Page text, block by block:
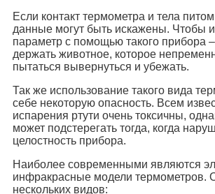
Если контакт термометра и тела
данные могут быть искажены. Чтобы
параметр с помощью такого прибора
держать животное, которое
пытаться вывернуться и убежать.
Так же использование такого вида
себе некоторую опасность. Всем
испарения ртути очень токсичны,
может подстерегать тогда, когда
целостность прибора.
Наиболее современными являются
инфракрасные модели термометров.
нескольких видов: